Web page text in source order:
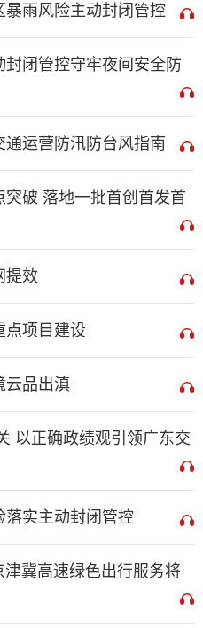
雨风险主动封闭管控
封闭管控守牢夜间安全防
运营防汛防台风指南
破 落地一批首创首发首
提效
点项目建设
云品出滇
以正确政绩观引领广东交
落实主动封闭管控
津冀高速绿色出行服务将